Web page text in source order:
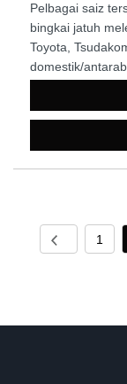
Pelbagai saiz
bingkai jatuh
Toyota,
domestik/
1